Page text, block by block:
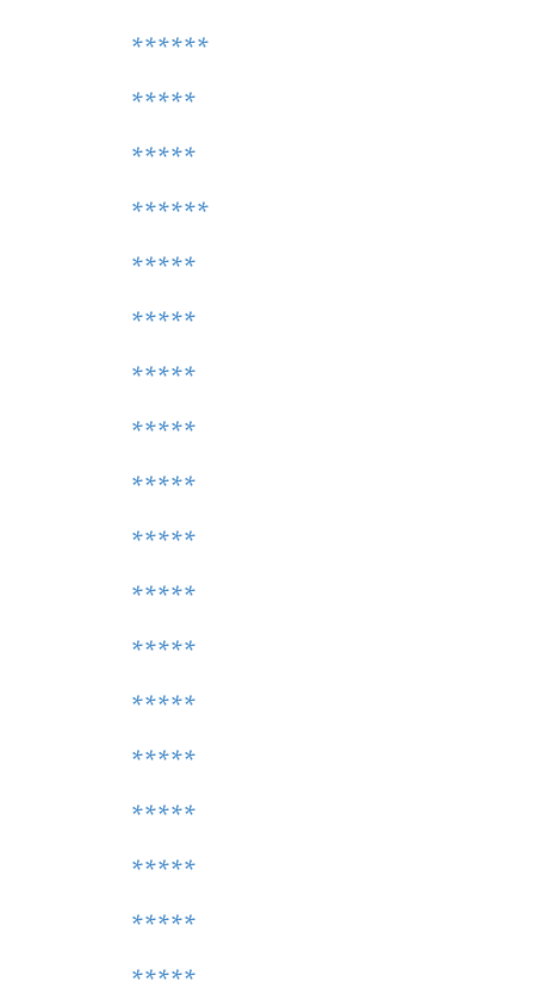
******
*****
*****
******
*****
*****
*****
*****
*****
*****
*****
*****
*****
*****
*****
*****
*****
*****